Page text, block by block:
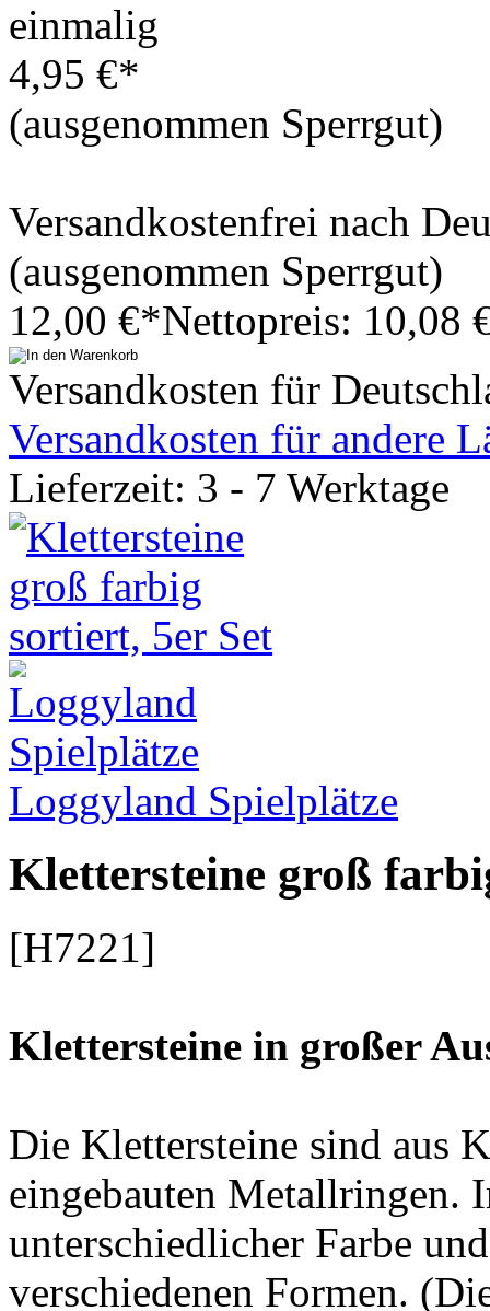
einmalig
4,95 €*
(ausgenommen Sperrgut)
Versandkostenfrei nach
(ausgenommen Sperrgut)
12,00 €*Nettopreis: 10,08
Versandkosten für
Versandkosten für andere
Lieferzeit: 3 - 7 Werktage
Loggyland Spielplätze
Klettersteine groß
[H7221]
Klettersteine in großer
Die Klettersteine sind aus
eingebauten Metallringen.
unterschiedlicher Farbe
verschiedenen Formen.